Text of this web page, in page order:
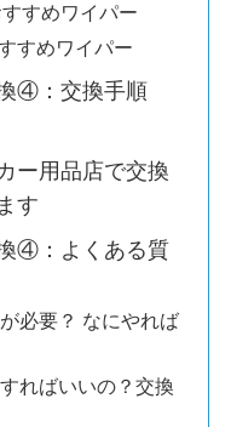
すめワイパー
すめワイパー
④：交換手順
ー用品店で交換
す
④：よくある質
必要？ なにやれば
ればいいの？交換